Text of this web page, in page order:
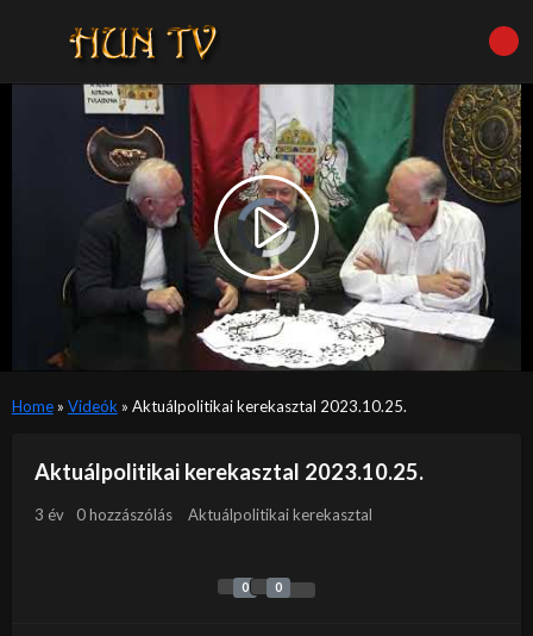
Video
Player
loading.
Play
Video
Home» Videók » Aktuálpolitikai kerekasztal 2023.10.25.
Aktuálpolitikai kerekasztal 2023.10.25.
3 év 0 hozzászólás Aktuálpolitikai kerekasztal
0 0